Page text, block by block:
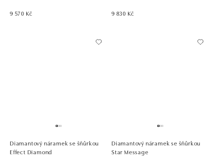
9 570 Kč 9 830 Kč
Diamantový náramek se šňůrkou
Effect Diamond
Diamantový náramek se šňůrkou
Star Message